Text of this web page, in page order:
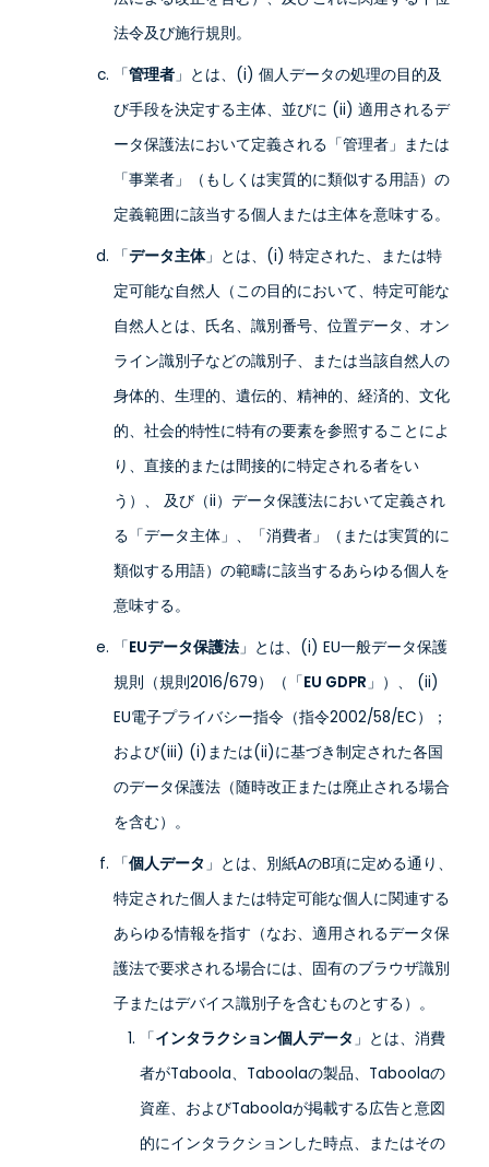
法令及び施行規則。
「管理者」とは、(i) 個人データの処理の目的及
び手段を決定する主体、並びに (ii) 適用されるデ
ータ保護法において定義される「管理者」または
「事業者」（もしくは実質的に類似する用語）の
定義範囲に該当する個人または主体を意味する。
「データ主体」とは、(i) 特定された、または特
定可能な自然人（この目的において、特定可能な
自然人とは、氏名、識別番号、位置データ、オン
ライン識別子などの識別子、または当該自然人の
身体的、生理的、遺伝的、精神的、経済的、文化
的、社会的特性に特有の要素を参照することによ
り、直接的または間接的に特定される者をい
う）、 及び（ii）データ保護法において定義され
る「データ主体」、「消費者」（または実質的に
類似する用語）の範疇に該当するあらゆる個人を
意味する。
「EUデータ保護法」とは、(i) EU一般データ保護
規則（規則2016/679）（「EU GDPR」）、 (ii)
EU電子プライバシー指令（指令2002/58/EC）；
および(iii) (i)または(ii)に基づき制定された各国
のデータ保護法（随時改正または廃止される場合
を含む）。
「個人データ」とは、別紙AのB項に定める通り、
特定された個人または特定可能な個人に関連する
あらゆる情報を指す（なお、適用されるデータ保
護法で要求される場合には、固有のブラウザ識別
子またはデバイス識別子を含むものとする）。
「インタラクション個人データ」とは、消費
者がTaboola、Taboolaの製品、Taboolaの
資産、およびTaboolaが掲載する広告と意図
的にインタラクションした時点、またはその